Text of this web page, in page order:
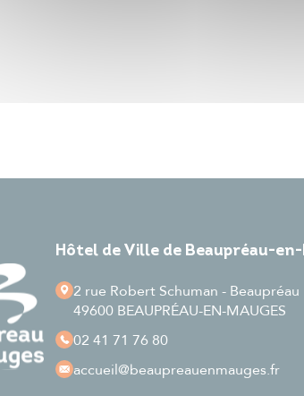
Hôtel de Ville de Beaupréau-en-
2 rue Robert Schuman - Beaupréau
49600 BEAUPRÉAU-EN-MAUGES
02 41 71 76 80
accueil@beaupreauenmauges.fr